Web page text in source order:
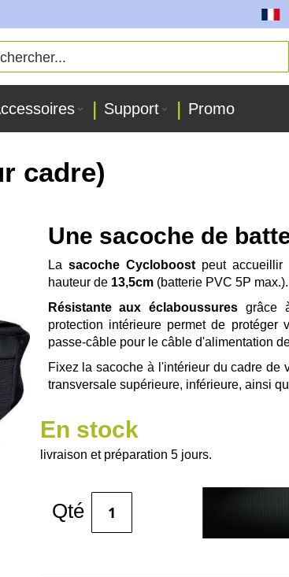
Support Promo
cadre)
Une sacoche de
La sacoche Cycloboostpeut accueillir
hauteur de 13,5cm(batterie PVC 5P max.).
Résistante aux éclaboussures grâce
protection intérieure permet de protéger
passe-câble pour le câble d'alimentation
Fixez la sacoche à l'intérieur du cadre de
transversale supérieure, inférieure, ainsi
En stock
livraison et préparation 5 jours.
Qté